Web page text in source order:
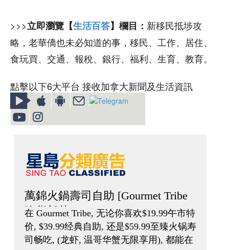
>>>立即瀏覽【生活百答】欄目： 新移民抵埗攻
略，老華僑也未必知道的事，移民、工作、居住、
食玩買、交通、報稅、銀行、福利、生育、教育。
點擊以下6大平台 接收加拿大新聞及生活資訊